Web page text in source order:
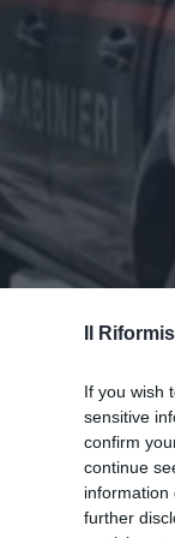
Il
If you wish
sensitive
confirm
continue
information
further